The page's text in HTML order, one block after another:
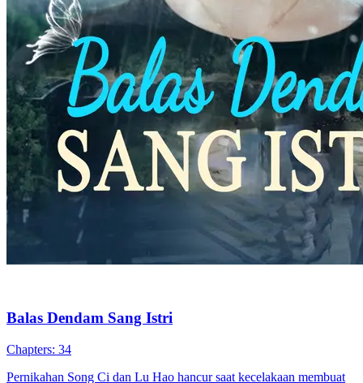
Balas Dendam Sang Istri
Chapters: 34
Pernikahan Song Ci dan Lu Hao hancur saat kecelakaan membuat